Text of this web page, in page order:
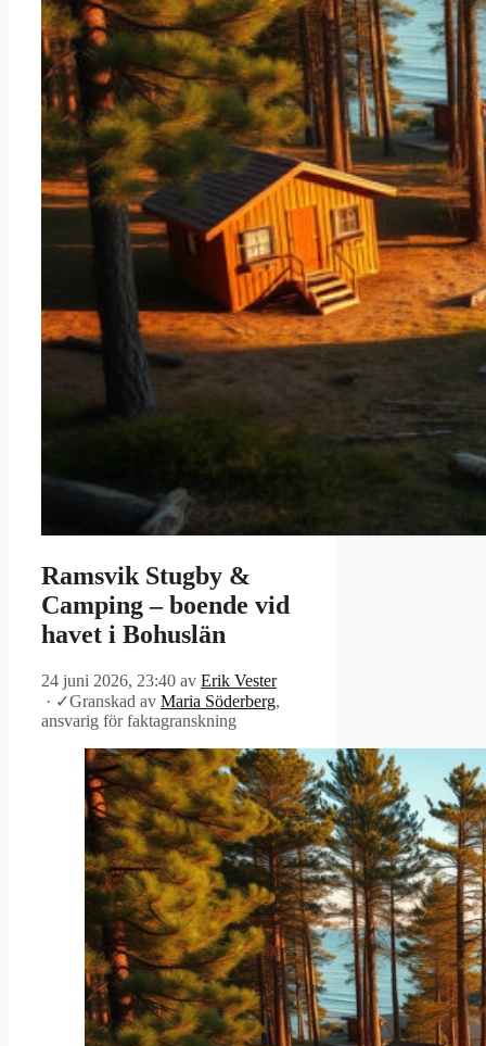
Ramsvik Stugby &
Camping – boende vid
havet i Bohuslän
24 juni 2026, 23:40 av Erik Vester
· ✓Granskad av Maria Söderberg,
ansvarig för faktagranskning